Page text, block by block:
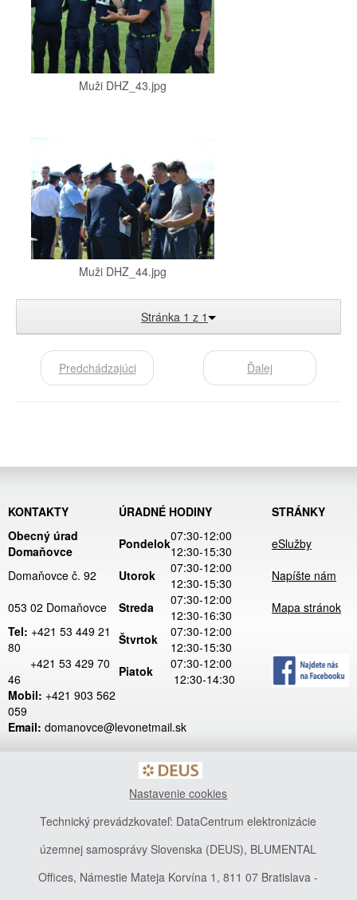
Muži DHZ_43.jpg
Muži DHZ_44.jpg
Stránka 1 z 1
Predchádzajúci Ďalej
KONTAKTY ÚRADNÉ HODINY
STRÁNKY
Obecný úrad
Domaňovce
Pondelok07:30-12:00
12:30-15:30
eSlužby
Domaňovce č. 92
Utorok
07:30-12:00
12:30-15:30
Napíšte nám
053 02 Domaňovce
Streda
07:30-12:00
12:30-16:30
Mapa stránok
Tel: +421 53 449 21
80
Štvrtok
07:30-12:00
12:30-15:30
+421 53 429 70
46
Piatok
07:30-12:00
12:30-14:30
Mobil: +421 903 562
059
Email: domanovce@levonetmail.sk
Nastavenie cookies
Technický prevádzkovateľ: DataCentrum elektronizácie
územnej samosprávy Slovenska (DEUS), BLUMENTAL
Offices, Námestie Mateja Korvína 1, 811 07 Bratislava -